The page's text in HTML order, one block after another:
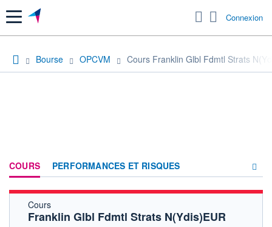
Menu Connexion
Bourse OPCVM Cours Franklin Glbl Fdmtl Strats
COURS PERFORMANCES ET RISQUES
Cours
Franklin Glbl Fdmtl Strats N(Ydis)EUR